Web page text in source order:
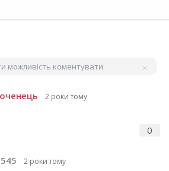
можливість коментувати
2 роки тому
0
2 роки тому